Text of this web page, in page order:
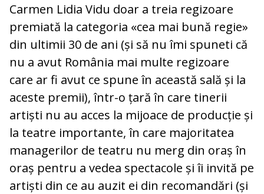
Carmen Lidia Vidu doar a treia regizoare
premiată la categoria «cea mai bună regie»
din ultimii 30 de ani (și să nu îmi spuneti că
nu a avut România mai multe regizoare
care ar fi avut ce spune în această sală și la
aceste premii), într-o țară în care tinerii
artiști nu au acces la mijoace de producție și
la teatre importante, în care majoritatea
managerilor de teatru nu merg din oraș în
oraș pentru a vedea spectacole și îi invită pe
artiști din ce au auzit ei din recomandări (și